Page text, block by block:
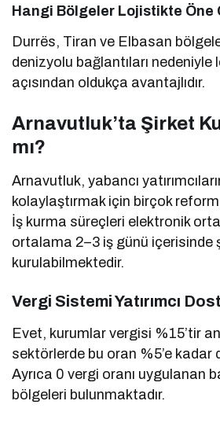
Hangi Bölgeler Lojistikte Öne
Durrës, Tiran ve Elbasan
denizyolu bağlantıları nedeniyle
açısından oldukça avantajlıdır.
Arnavutluk’ta Şirket
mı?
Arnavutluk, yabancı
kolaylaştırmak için birçok
İş kurma süreçleri elektronik
ortalama 2–3 iş günü içerisinde
kurulabilmektedir.
Vergi Sistemi Yatırımcı
Evet, kurumlar vergisi %15’tir
sektörlerde bu oran %5’e kadar
Ayrıca 0 vergi oranı uygulanan
bölgeleri bulunmaktadır.